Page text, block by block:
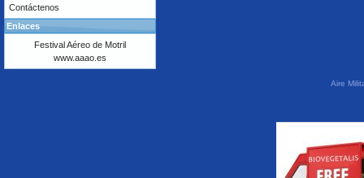
Contáctenos
Enlaces
Festival Aéreo de Motril
www.aaao.es
Aire